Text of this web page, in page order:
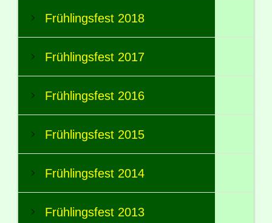
Frühlingsfest 2018
Frühlingsfest 2017
Frühlingsfest 2016
Frühlingsfest 2015
Frühlingsfest 2014
Frühlingsfest 2013